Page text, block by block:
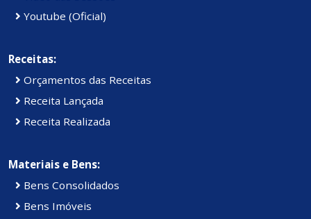
Youtube (Oficial)
Receitas:
Orçamentos das Receitas
Receita Lançada
Receita Realizada
Materiais e Bens:
Bens Consolidados
Bens Imóveis